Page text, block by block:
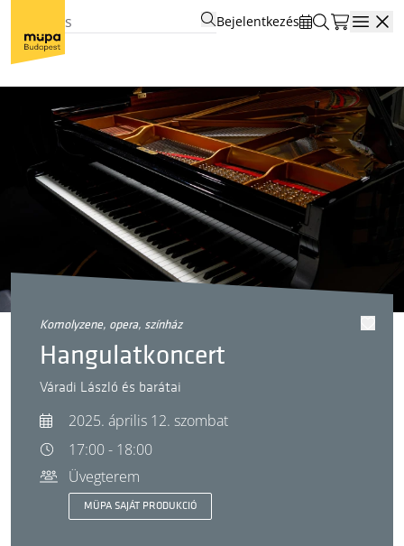
Bejelentkezés
komolyzene, opera, színház
Hangulatkoncert
Váradi László és barátai
2025. április 12. szombat
17:00 - 18:00
Üvegterem
MÜPA SAJÁT PRODUKCIÓ